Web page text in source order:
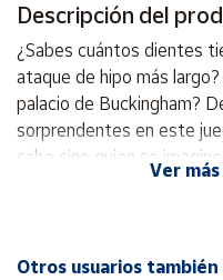
Mapa de
vendedores
Hazte
vendedor
Área
vendedor
Descripción del
¿Sabes cuántos dientes
ataque de hipo más
palacio de Buckingham?
sorprendentes en este
sabe sino quien se
Advertencias:
Ver
Otros usuarios